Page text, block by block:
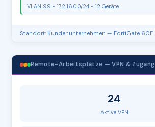
VLAN 99 • 172.16.0.0/24 • 12 Geräte
Standort: Kundenunternehmen — FortiGate 60F
Remote-Arbeitsplätze — VPN & Zugang
24
Aktive VPN